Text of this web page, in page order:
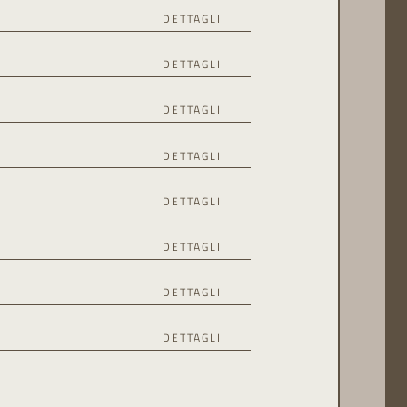
DETTAGLI
DETTAGLI
DETTAGLI
DETTAGLI
santi. Il trittico in stile goticoDETTAGLI
DETTAGLI
DETTAGLI
fa rivivere il periodoDETTAGLI